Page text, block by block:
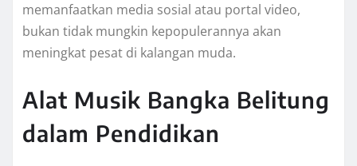
memanfaatkan media sosial atau portal video,
bukan tidak mungkin kepopulerannya akan
meningkat pesat di kalangan muda.
Alat Musik Bangka Belitung
dalam Pendidikan